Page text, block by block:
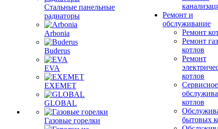
Стальные панельные
радиаторы
Arbonia
Buderus
EVA
EXEMET
GLOBAL
Газовые горелки
Ремонт и
обслуживание
Ремонт
Ремонт
котлов
Ремонт
котлов
Сервисное
котлов
бытовых